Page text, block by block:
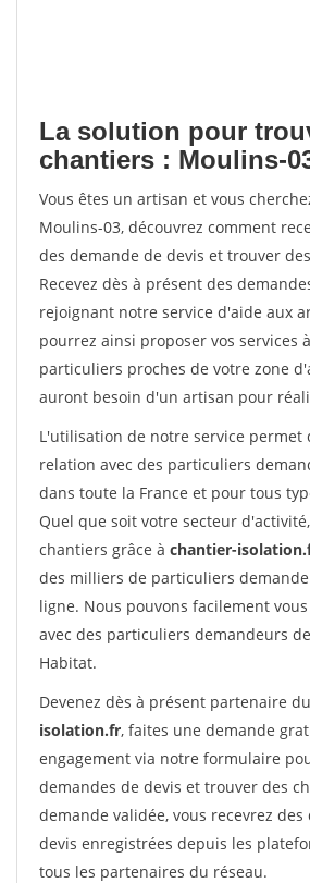
La solution pour
chantiers : Moulins-
Vous êtes un artisan et vous
Moulins-03, découvrez comment
des demande de devis et trouver
Recevez dès à présent des
rejoignant notre service d'aide aux
pourrez ainsi proposer vos services
particuliers proches de votre zone
auront besoin d'un artisan pour
L'utilisation de notre service permet
relation avec des particuliers
dans toute la France et pour tous
Quel que soit votre secteur
chantiers grâce à chantier-
des milliers de particuliers
ligne. Nous pouvons facilement
avec des particuliers demandeurs
Habitat.
Devenez dès à présent partenaire
isolation.fr, faites une demande
engagement via notre formulaire
demandes de devis et trouver des
demande validée, vous recevrez des
devis enregistrées depuis les
tous les partenaires du réseau.